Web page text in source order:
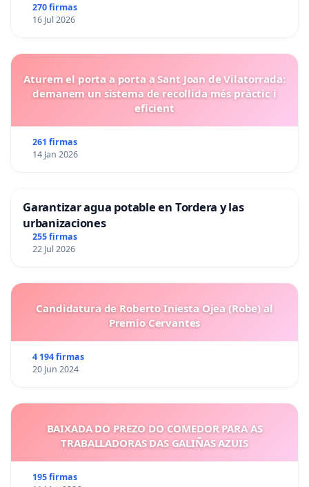
270 firmas
16 Jul 2026
Aturem el porta a porta a Sant Joan de Vilatorrada:
demanem un sistema de recollida més pràctic i
eficient
261 firmas
14 Jan 2026
Garantizar agua potable en Tordera y las
urbanizaciones
255 firmas
22 Jul 2026
Candidatura de Roberto Iniesta Ojea (Robe) al
Premio Cervantes
4 194 firmas
20 Jun 2024
BAIXADA DO PREZO DO COMEDOR PARA AS
TRABALLADORAS DAS GALIÑAS AZUIS
195 firmas